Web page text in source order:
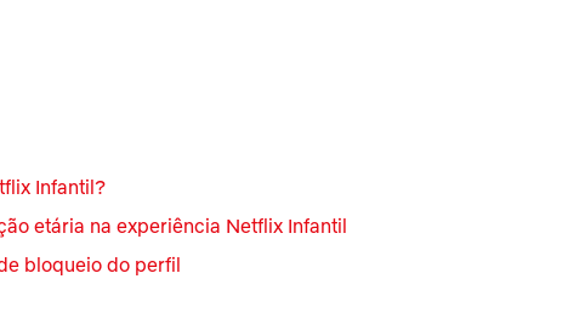
Infantil?
etária na experiência Netflix Infantil
bloqueio do perfil